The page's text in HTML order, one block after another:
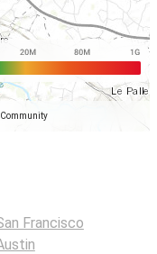
Community
Francisco